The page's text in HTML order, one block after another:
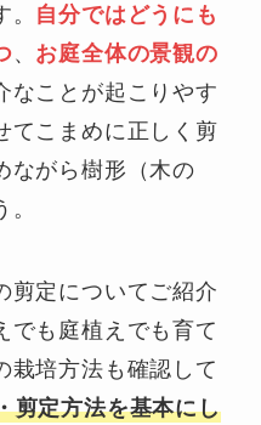
自分ではどうにも
、 お庭全体の景観の
なことが起こりやす
てこまめに正しく剪
ながら樹形（木の
剪定についてご紹介
でも庭植えでも育て
栽培方法も確認して
剪定方法を基本にし